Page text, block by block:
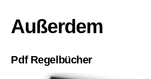
Außerdem
Pdf Regelbücher